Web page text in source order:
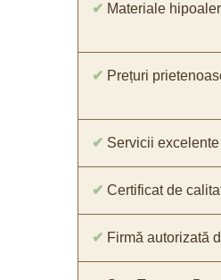
✔ Materiale
✔ Prețuri
✔ Servicii
✔ Certificat de
✔ Firmă autorizată